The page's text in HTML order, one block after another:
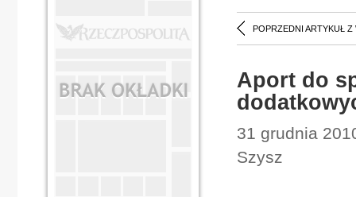
POPRZEDNI ARTYKUŁ Z
Aport do
31 grudnia
Szysz